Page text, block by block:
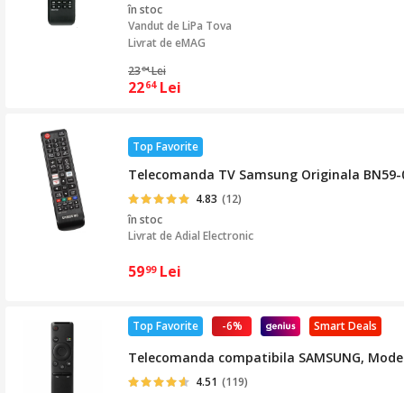
în stoc
Vandut deLiPa Tova
Livrat de eMAG
2384 Lei
2264 Lei
Top Favorite
Telecomanda TV Samsung Originala
4.83 (12)
în stoc
Livrat deAdial Electronic
5999 Lei
Smart Deals
-6%
Top Favorite
Telecomanda compatibila SAMSUNG,
4.51 (119)